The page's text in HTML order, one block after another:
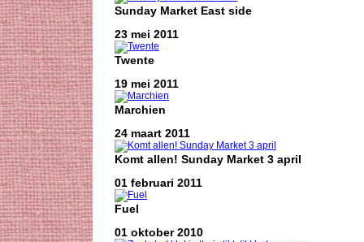
Sunday Market East side
23 mei 2011
Twente
19 mei 2011
Marchien
24 maart 2011
Komt allen! Sunday Market 3 april
01 februari 2011
Fuel
01 oktober 2010